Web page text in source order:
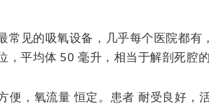
常见的吸氧设备，几乎每个医院都有
，平均体 50 毫升，相当于解剖死腔的
便， 氧流量恒定。患者 耐受良好，